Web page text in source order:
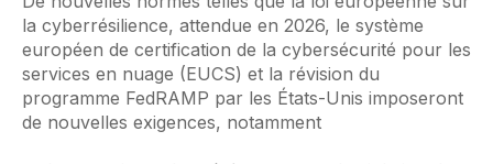
la cyberrésilience, attendue en 2026, le système
européen de certification de la cybersécurité pour les
services en nuage (EUCS) et la révision du
programme FedRAMP par les États-Unis imposeront
de nouvelles exigences, notamment